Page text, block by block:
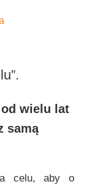
wielu lat
samą
celu, aby o